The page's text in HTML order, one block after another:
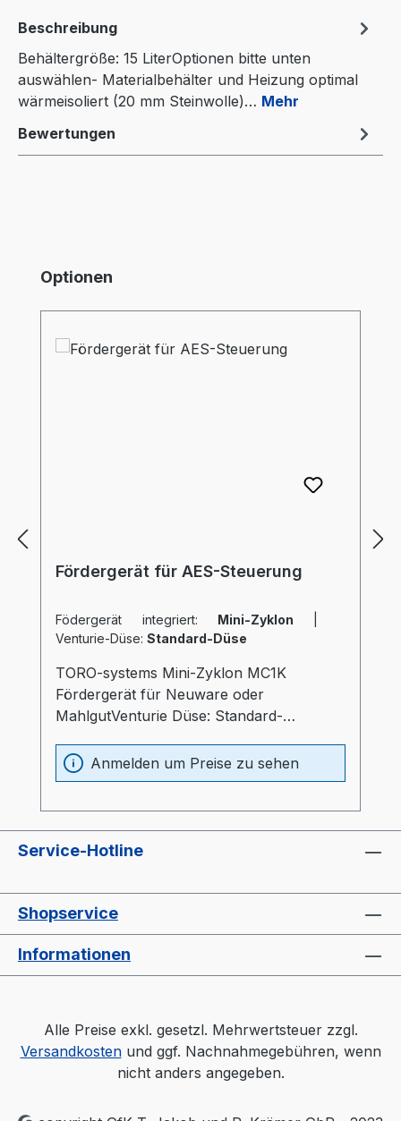
Beschreibung
Behältergröße: 15 LiterOptionen bitte unten
auswählen- Materialbehälter und Heizung optimal
wärmeisoliert (20 mm Steinwolle)… Mehr
Bewertungen
Produktgalerie überspringen
Optionen
Fördergerät für AES-Steuerung
Födergerät integriert: Mini-Zyklon
Venturie-Düse: Standard-Düse
TORO-systems Mini-Zyklon MC1K
Fördergerät für Neuware oder
MahlgutVenturie Düse: Standard-
AES-SteuerungBedienung erfolgt über
Trocknersteuerung
Anmelden um Preise zu sehen
Service-Hotline
Shopservice
Informationen
Alle Preise exkl. gesetzl. Mehrwertsteuer zzgl.
Versandkostenund ggf. Nachnahmegebühren, wenn
nicht anders angegeben.